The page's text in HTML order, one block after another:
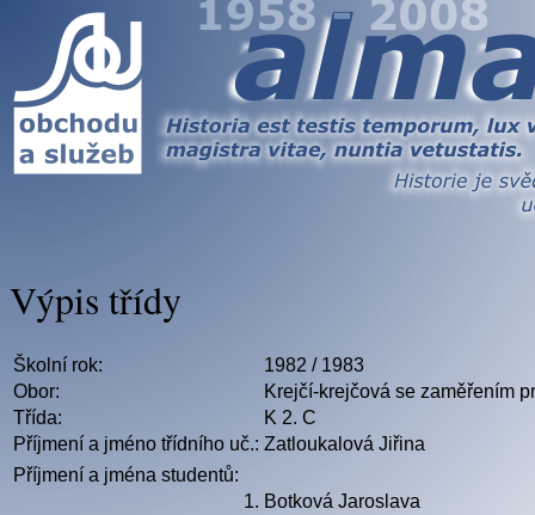
Výpis třídy
Školní rok:
1982 / 1983
Obor:
Krejčí-krejčová se zaměřením
Třída:
K 2. C
Příjmení a jméno třídního uč.: Zatloukalová Jiřina
Příjmení a jména studentů:
1. Botková Jaroslava